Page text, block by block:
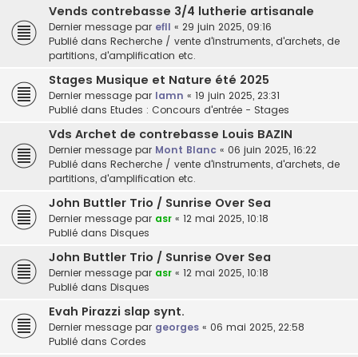
Vends contrebasse 3/4 lutherie artisanale
Dernier message par efll « 29 juin 2025, 09:16
Publié dans Recherche / vente d'instruments, d'archets, de
partitions, d'amplification etc.
Stages Musique et Nature été 2025
Dernier message par lamn « 19 juin 2025, 23:31
Publié dans Etudes : Concours d'entrée - Stages
Vds Archet de contrebasse Louis BAZIN
Dernier message par Mont Blanc « 06 juin 2025, 16:22
Publié dans Recherche / vente d'instruments, d'archets, de
partitions, d'amplification etc.
John Buttler Trio / Sunrise Over Sea
Dernier message par asr « 12 mai 2025, 10:18
Publié dans Disques
John Buttler Trio / Sunrise Over Sea
Dernier message par asr « 12 mai 2025, 10:18
Publié dans Disques
Evah Pirazzi slap synt.
Dernier message par georges « 06 mai 2025, 22:58
Publié dans Cordes